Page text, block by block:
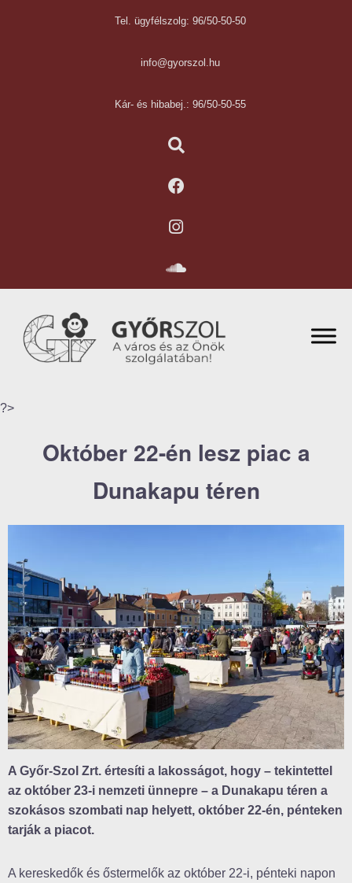
Tel. ügyfélszolg: 96/50-50-50
info@gyorszol.hu
Kár- és hibabej.: 96/50-50-55
?>
Október 22-én lesz piac a
Dunakapu téren
A Győr-Szol Zrt. értesíti a lakosságot, hogy – tekintettel
az október 23-i nemzeti ünnepre – a Dunakapu téren a
szokásos szombati nap helyett, október 22-én, pénteken
tarják a piacot.
A kereskedők és őstermelők az október 22-i, pénteki napon